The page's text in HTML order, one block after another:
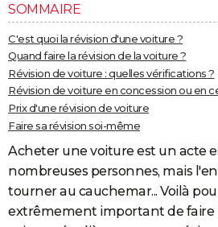
COPAINS D'AVANT
S'inscrire
Se connecter
Lycées
Collèges
Primaires
Universités
Entreprises
Service militaire
Avis de recherche
AVIS DE DÉCÈS
FORUM
Bricolage
Lifestyle
Culture
Sport
Auto
Television
Voyage
Cinema
SOMMAIRE
C'est quoi la révision d'une voiture ?
Quand faire la révision de la voiture ?
Révision de voiture : quelles vérifications ?
Révision de voiture en concession ou en
Prix d'une révision de voiture
Faire sa révision soi-même
Acheter une voiture est un acte
nombreuses personnes, mais
tourner au cauchemar... Voilà
extrêmement important de faire